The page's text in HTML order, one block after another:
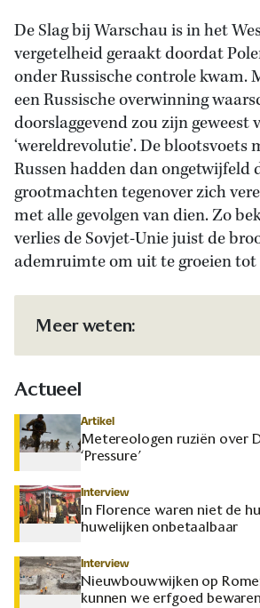
De Slag bij Warschau is in het
vergetelheid geraakt doordat
onder Russische controle kwam.
een Russische overwinning
doorslaggevend zou zijn geweest
‘wereldrevolutie’. De blootsvoets
Russen hadden dan ongetwijfeld
grootmachten tegenover zich
met alle gevolgen van dien. Zo
verlies de Sovjet-Unie juist de
ademruimte om uit te groeien
Meer weten:
Actueel
Artikel
Metereologen ruziën over
‘Pressure’
Interview
In Florence waren niet de
huwelijken onbetaalbaar
Interview
Nieuwbouwwijken op
kunnen we erfgoed